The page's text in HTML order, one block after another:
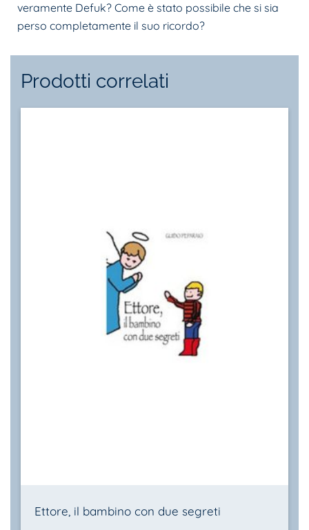
veramente Defuk? Come è stato possibile che si sia
perso completamente il suo ricordo?
Prodotti correlati
Ettore, il bambino con due segreti